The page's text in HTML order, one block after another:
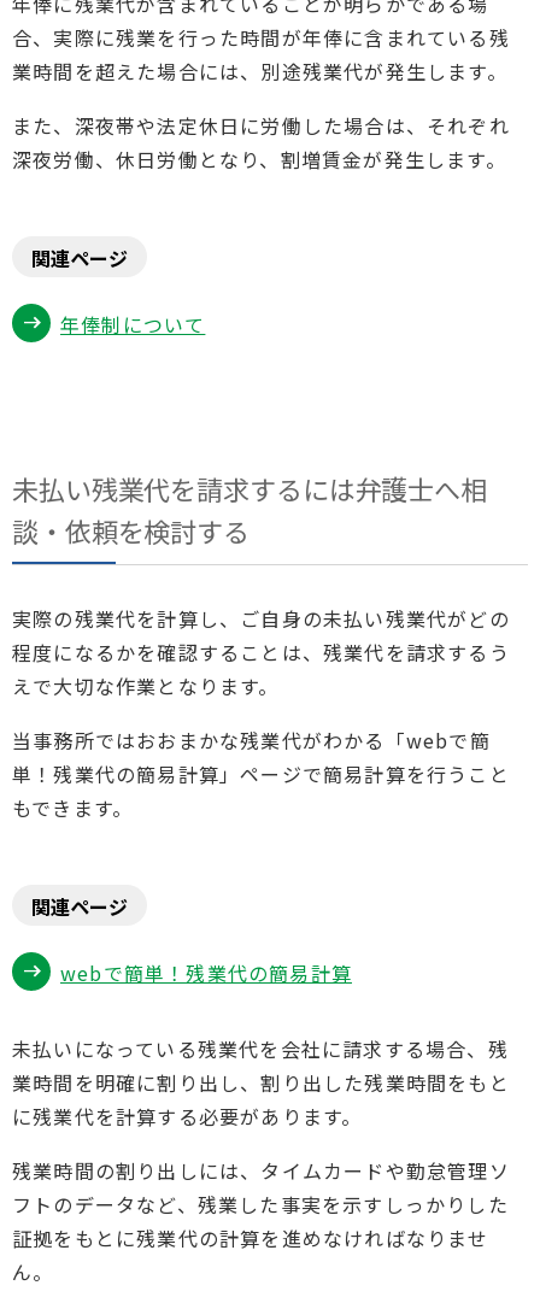
合、実際に残業を行った時間が年俸に含まれている残
業時間を超えた場合には、別途残業代が発生します。
また、深夜帯や法定休日に労働した場合は、それぞれ
深夜労働、休日労働となり、割増賃金が発生します。
関連ページ
年俸制について
未払い残業代を請求するには弁護士へ相
談・依頼を検討する
実際の残業代を計算し、ご自身の未払い残業代がどの
程度になるかを確認することは、残業代を請求するう
えで大切な作業となります。
当事務所ではおおまかな残業代がわかる「webで簡
単！残業代の簡易計算」ページで簡易計算を行うこと
もできます。
関連ページ
webで簡単！残業代の簡易計算
未払いになっている残業代を会社に請求する場合、残
業時間を明確に割り出し、割り出した残業時間をもと
に残業代を計算する必要があります。
残業時間の割り出しには、タイムカードや勤怠管理ソ
フトのデータなど、残業した事実を示すしっかりした
証拠をもとに残業代の計算を進めなければなりませ
ん。